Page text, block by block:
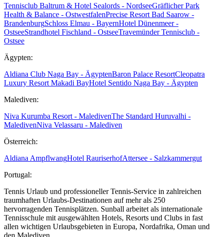
Tennisclub Baltrum & Hotel Sealords - NordseeGräflicher Park
Health & Balance - OstwestfalenPrecise Resort Bad Saarow -
BrandenburgSchloss Elmau - BayernHotel Dünenmeer -
OstseeStrandhotel Fischland - OstseeTravemünder Tennisclub -
Ostsee
Ägypten:
Aldiana Club Naga Bay - ÄgyptenBaron Palace ResortCleopatra
Luxury Resort Makadi BayHotel Sentido Naga Bay - Ägypten
Malediven:
Niva Kurumba Resort - MaledivenThe Standard Huruvalhi -
MaledivenNiva Velassaru - Malediven
Österreich:
Aldiana AmpflwangHotel RauriserhofAttersee - Salzkammergut
Portugal:
Tennis Urlaub und professioneller Tennis-Service in zahlreichen
traumhaften Urlaubs-Destinationen auf mehr als 250
hervorragenden Tennisplätzen. Sunball arbeitet als internationale
Tennisschule mit ausgewählten Hotels, Resorts und Clubs in fast
allen wichtigen Urlaubsgebieten in Europa, Nordafrika, Oman und